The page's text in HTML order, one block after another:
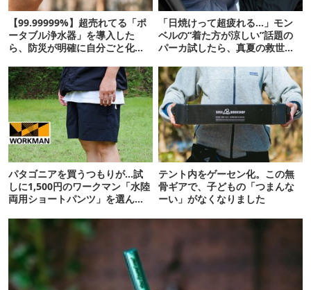
【99.99999%】超売れてる「ポ
ータブル浄水器」を導入した
ら、防災が明確に自分ごと化し
「日焼けって超疲れる…」モン
ベルの“着た方が涼しい”話題の
パーカ試したら、真夏の救世主
パタゴニアを買うつもりが…試
しに1,500円のワークマン「水陸
両用ショートパンツ」を選んだ
テント内をゲーセン化。この無
骨ギアで、子どもの「つまんな
ーい」がなくなりました